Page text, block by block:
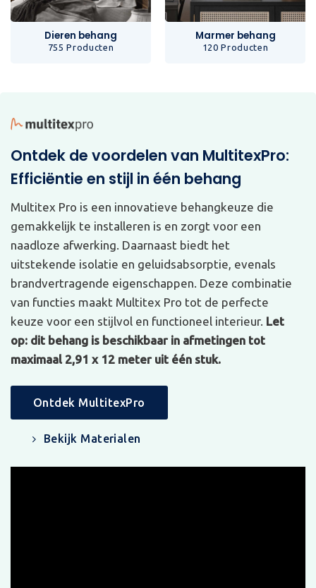
Dieren behang
755 Producten
Marmer behang
120 Producten
Ontdek de voordelen van MultitexPro:
Efficiëntie en stijl in één behang
Multitex Pro is een innovatieve behangkeuze die
gemakkelijk te installeren is en zorgt voor een
naadloze afwerking. Daarnaast biedt het
uitstekende isolatie en geluidsabsorptie, evenals
brandvertragende eigenschappen. Deze combinatie
van functies maakt Multitex Pro tot de perfecte
keuze voor een stijlvol en functioneel interieur. Let
op: dit behang is beschikbaar in afmetingen tot
maximaal 2,91 x 12 meter uit één stuk.
Ontdek MultitexPro
Bekijk Materialen